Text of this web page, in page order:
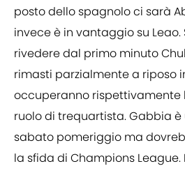
posto dello spagnolo ci sarà
invece è in vantaggio su
rivedere dal primo minuto
rimasti parzialmente a riposo
occuperanno rispettivamente
ruolo di trequartista. Gabbia
sabato pomeriggio ma
la sfida di Champions